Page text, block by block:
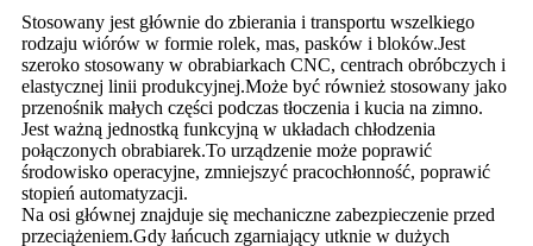
Stosowany jest głównie do zbierania i transportu wszelkiego
rodzaju wiórów w formie rolek, mas, pasków i bloków.Jest
szeroko stosowany w obrabiarkach CNC, centrach obróbczych i
elastycznej linii produkcyjnej.Może być również stosowany jako
przenośnik małych części podczas tłoczenia i kucia na zimno.
Jest ważną jednostką funkcyjną w układach chłodzenia
połączonych obrabiarek.To urządzenie może poprawić
środowisko operacyjne, zmniejszyć pracochłonność, poprawić
stopień automatyzacji.
Na osi głównej znajduje się mechaniczne zabezpieczenie przed
przeciążeniem.Gdy łańcuch zgarniający utknie w dużych